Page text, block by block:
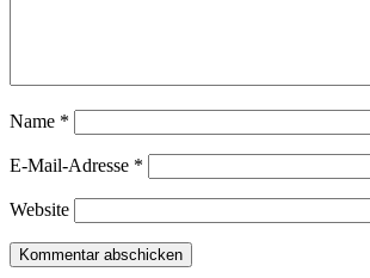
Name *
E-Mail-Adresse *
Website